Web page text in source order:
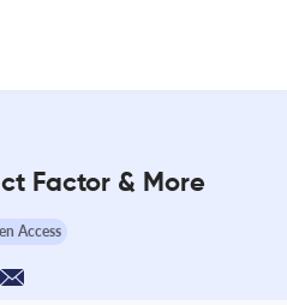
Factor & More
Access